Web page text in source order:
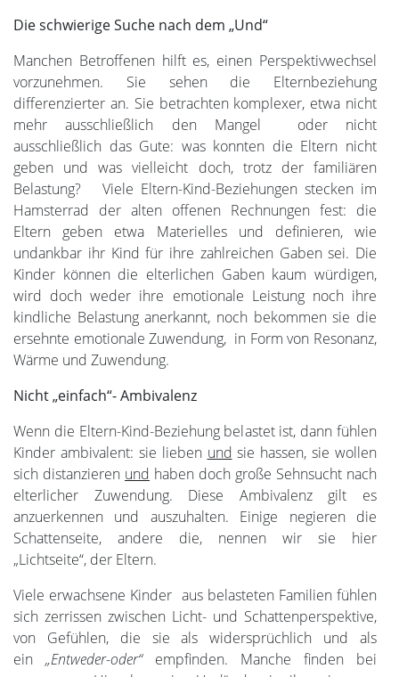
Die schwierige Suche nach dem „Und“
Manchen Betroffenen hilft es, einen Perspektivwechsel
vorzunehmen. Sie sehen die Elternbeziehung
differenzierter an. Sie betrachten komplexer, etwa nicht
mehr ausschließlich den Mangel oder nicht
ausschließlich das Gute: was konnten die Eltern nicht
geben und was vielleicht doch, trotz der familiären
Belastung? Viele Eltern-Kind-Beziehungen stecken im
Hamsterrad der alten offenen Rechnungen fest: die
Eltern geben etwa Materielles und definieren, wie
undankbar ihr Kind für ihre zahlreichen Gaben sei. Die
Kinder können die elterlichen Gaben kaum würdigen,
wird doch weder ihre emotionale Leistung noch ihre
kindliche Belastung anerkannt, noch bekommen sie die
ersehnte emotionale Zuwendung, in Form von Resonanz,
Wärme und Zuwendung.
Nicht „einfach“- Ambivalenz
Wenn die Eltern-Kind-Beziehung belastet ist, dann fühlen
Kinder ambivalent: sie lieben und sie hassen, sie wollen
sich distanzieren und haben doch große Sehnsucht nach
elterlicher Zuwendung. Diese Ambivalenz gilt es
anzuerkennen und auszuhalten. Einige negieren die
Schattenseite, andere die, nennen wir sie hier
„Lichtseite“, der Eltern.
Viele erwachsene Kinder aus belasteten Familien fühlen
sich zerrissen zwischen Licht- und Schattenperspektive,
von Gefühlen, die sie als widersprüchlich und als
ein „Entweder-oder“empfinden. Manche finden bei